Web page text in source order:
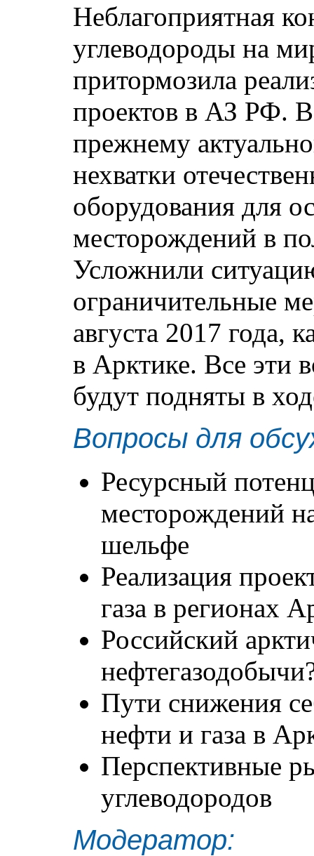
Неблагоприятная
углеводороды на
притормозила
проектов в АЗ РФ.
прежнему
нехватки
оборудования для
месторождений в
Усложнили
ограничительные
августа 2017 года,
в Арктике. Все эти
будут подняты в
Вопросы для
Ресурсный
месторождений
шельфе
Реализация
газа в регионах
Российский
Пути снижения
нефти и газа в
Перспективные
углеводородов
Модератор: